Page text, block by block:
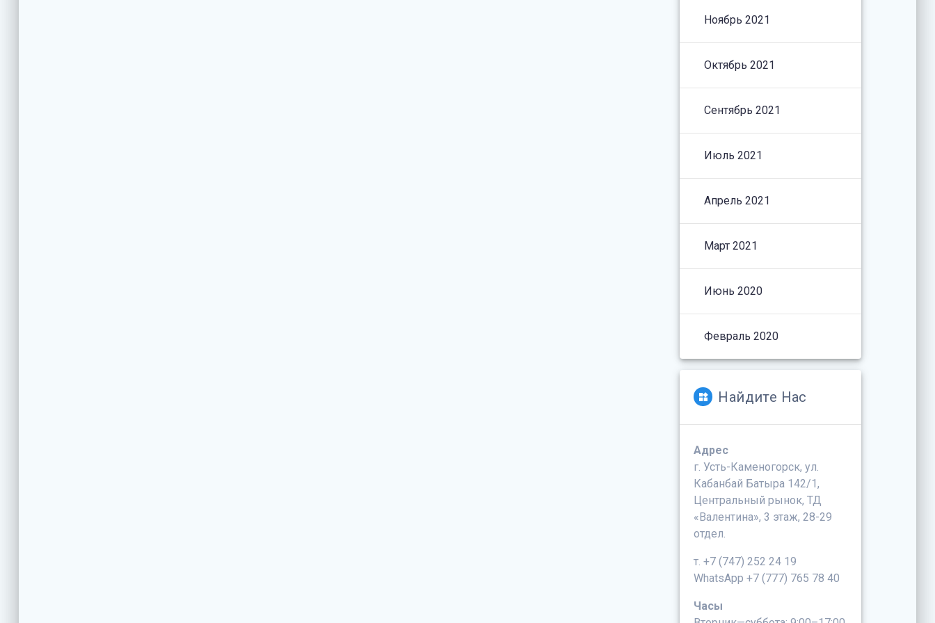
Ноябрь 2021
Октябрь 2021
Сентябрь 2021
Июль 2021
Апрель 2021
Март 2021
Июнь 2020
Февраль 2020
Найдите Нас
Адрес
г. Усть-Каменогорск, ул.
Кабанбай Батыра 142/1,
Центральный рынок, ТД
«Валентина», 3 этаж, 28-29
отдел.
т. +7 (747) 252 24 19
WhatsApp +7 (777) 765 78 40
Часы